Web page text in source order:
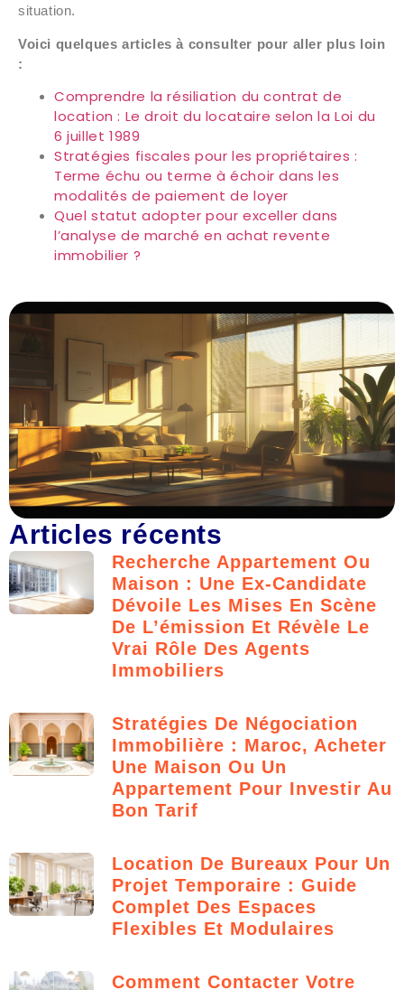
situation.
Voici quelques articles à consulter pour aller plus loin
:
Comprendre la résiliation du contrat de
location : Le droit du locataire selon la Loi du
6 juillet 1989
Stratégies fiscales pour les propriétaires :
Terme échu ou terme à échoir dans les
modalités de paiement de loyer
Quel statut adopter pour exceller dans
l’analyse de marché en achat revente
immobilier ?
Articles récents
Recherche Appartement Ou
Maison : Une Ex-Candidate
Dévoile Les Mises En Scène
De L’émission Et Révèle Le
Vrai Rôle Des Agents
Immobiliers
Stratégies De Négociation
Immobilière : Maroc, Acheter
Une Maison Ou Un
Appartement Pour Investir Au
Bon Tarif
Location De Bureaux Pour Un
Projet Temporaire : Guide
Complet Des Espaces
Flexibles Et Modulaires
Comment Contacter Votre